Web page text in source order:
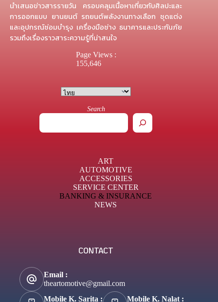
นำเสนอข่าวสารรายวัน ครอบคลุมเนื้อหาเกี่ยวกับศิลปะและ
การออกแบบ ยานยนต์ รถยนต์พลังงานทางเลือก ชุดแต่ง
และอุปกรณ์ซ่อมบำรุง เครื่องมือช่าง ธนาคารและประกันภัย
รวมถึงเรื่องราวสาระความรู้ที่น่าสนใจ
Page Views :
155,646
Search
ART
AUTOMOTIVE
ACCESSORIES
SERVICE CENTER
BANKING & INSURANCE
NEWS
CONTACT
Email :
theartomotive@gmail.com
Mobile K. Sarita :
Mobile K. Nalat :